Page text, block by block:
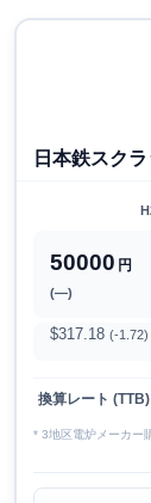
日本鉄スク
50000 円
(―)
$317.18 (-1.72)
換算レート (TTB)
* 3地区電炉メーカー